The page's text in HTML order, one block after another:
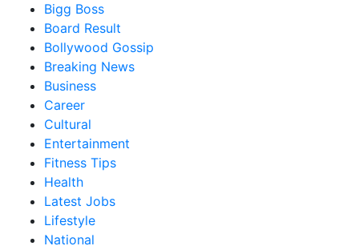
Bigg Boss
Board Result
Bollywood Gossip
Breaking News
Business
Career
Cultural
Entertainment
Fitness Tips
Health
Latest Jobs
Lifestyle
National